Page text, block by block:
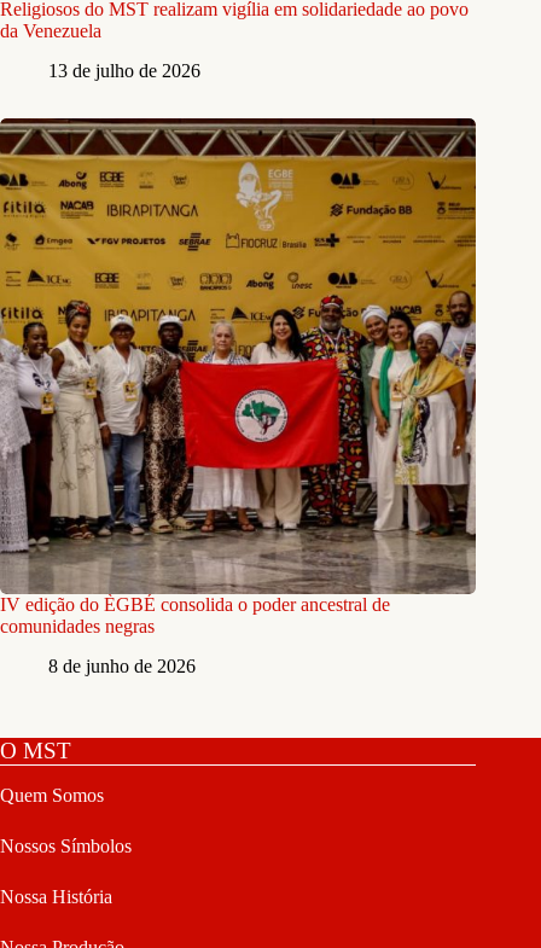
Religiosos do MST realizam vigília em solidariedade ao povo
da Venezuela
13 de julho de 2026
IV edição do ÈGBÉ consolida o poder ancestral de
comunidades negras
8 de junho de 2026
O MST
Quem Somos
Nossos Símbolos
Nossa História